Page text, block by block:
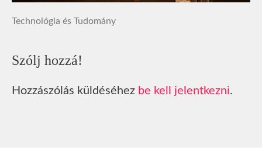
Technológia és Tudomány
Szólj hozzá!
Hozzászólás küldéséhez be kell jelentkezni.